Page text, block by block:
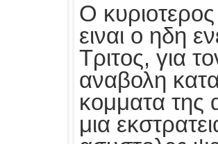
Ο
ειναι ο ηδη
Τριτος, για
αναβολη
κομματα της
μια